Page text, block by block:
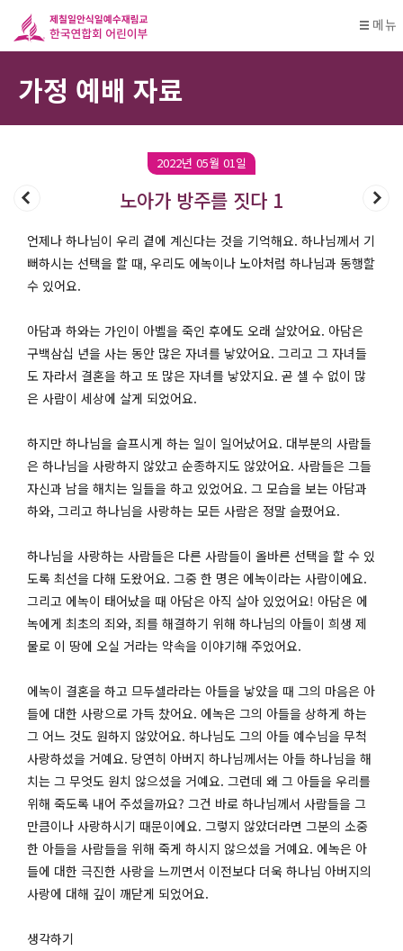
메뉴
가정 예배 자료
2022년 05월 01일
노아가 방주를 짓다 1
언제나 하나님이 우리 곁에 계신다는 것을 기억해요. 하나님께서 기
뻐하시는 선택을 할 때, 우리도 에녹이나 노아처럼 하나님과 동행할
수 있어요.
아담과 하와는 가인이 아벨을 죽인 후에도 오래 살았어요. 아담은
구백삼십 년을 사는 동안 많은 자녀를 낳았어요. 그리고 그 자녀들
도 자라서 결혼을 하고 또 많은 자녀를 낳았지요. 곧 셀 수 없이 많
은 사람이 세상에 살게 되었어요.
하지만 하나님을 슬프시게 하는 일이 일어났어요. 대부분의 사람들
은 하나님을 사랑하지 않았고 순종하지도 않았어요. 사람들은 그들
자신과 남을 해치는 일들을 하고 있었어요. 그 모습을 보는 아담과
하와, 그리고 하나님을 사랑하는 모든 사람은 정말 슬펐어요.
하나님을 사랑하는 사람들은 다른 사람들이 올바른 선택을 할 수 있
도록 최선을 다해 도왔어요. 그중 한 명은 에녹이라는 사람이에요.
그리고 에녹이 태어났을 때 아담은 아직 살아 있었어요! 아담은 에
녹에게 최초의 죄와, 죄를 해결하기 위해 하나님의 아들이 희생 제
물로 이 땅에 오실 거라는 약속을 이야기해 주었어요.
에녹이 결혼을 하고 므두셀라라는 아들을 낳았을 때 그의 마음은 아
들에 대한 사랑으로 가득 찼어요. 에녹은 그의 아들을 상하게 하는
그 어느 것도 원하지 않았어요. 하나님도 그의 아들 예수님을 무척
사랑하셨을 거예요. 당연히 아버지 하나님께서는 아들 하나님을 해
치는 그 무엇도 원치 않으셨을 거예요. 그런데 왜 그 아들을 우리를
위해 죽도록 내어 주셨을까요? 그건 바로 하나님께서 사람들을 그
만큼이나 사랑하시기 때문이에요. 그렇지 않았더라면 그분의 소중
한 아들을 사람들을 위해 죽게 하시지 않으셨을 거예요. 에녹은 아
들에 대한 극진한 사랑을 느끼면서 이전보다 더욱 하나님 아버지의
사랑에 대해 깊이 깨닫게 되었어요.
생각하기